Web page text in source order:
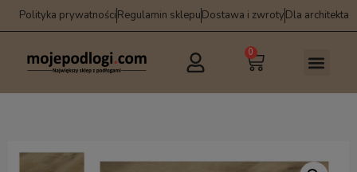
Polityka prywatnościRegulamin sklepuDostawa i zwrotyDla architekta
0